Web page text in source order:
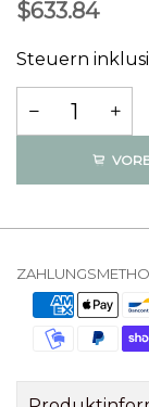
$633.84
Steuern